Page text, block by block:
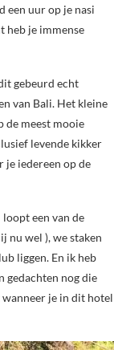
een uur op je nasi
heb je immense
gebeurd echt
van Bali. Het kleine
de meest mooie
levende kikker
je iedereen op de
een van de
nu wel ), we staken
liggen. En ik heb
gedachten nog die
wanneer je in dit hotel